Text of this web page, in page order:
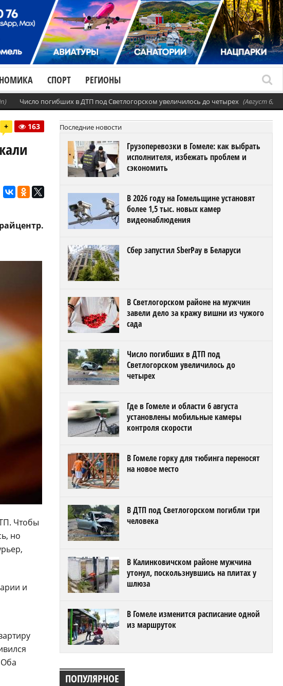
СПОРТ РЕГИОНЫ
Число погибших в ДТП под Светлогорском увеличилось до четырех (Август 6,
+ 163
Чтобы
но
и
Последние новости
Грузоперевозки в Гомеле: как выбрать
исполнителя, избежать проблем и
сэкономить
В 2026 году на Гомельщине установят
более 1,5 тыс. новых камер
видеонаблюдения
Сбер запустил SberPay в Беларуси
В Светлогорском районе на мужчин
завели дело за кражу вишни из чужого
сада
Число погибших в ДТП под
Светлогорском увеличилось до
четырех
Где в Гомеле и области 6 августа
установлены мобильные камеры
контроля скорости
В Гомеле горку для тюбинга переносят
на новое место
В ДТП под Светлогорском погибли три
человека
В Калинковичском районе мужчина
утонул, поскользнувшись на плитах у
шлюза
В Гомеле изменится расписание одной
из маршруток
ПОПУЛЯРНОЕ